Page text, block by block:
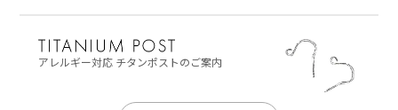
アレルギー対応チタンポストのご案内